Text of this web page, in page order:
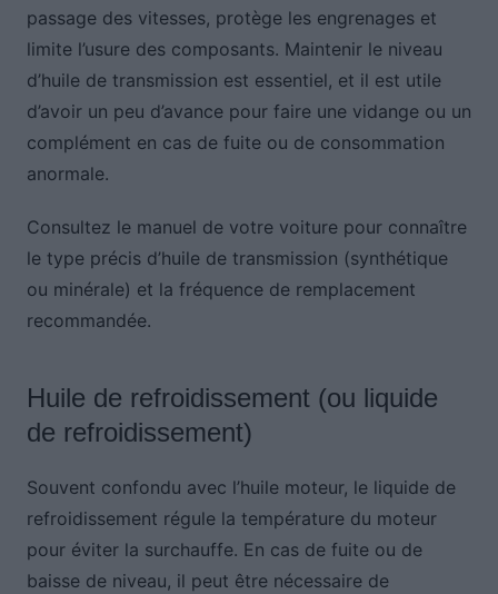
passage des vitesses, protège les engrenages et
limite l’usure des composants. Maintenir le niveau
d’huile de transmission est essentiel, et il est utile
d’avoir un peu d’avance pour faire une vidange ou un
complément en cas de fuite ou de consommation
anormale.
Consultez le manuel de votre voiture pour connaître
le type précis d’huile de transmission (synthétique
ou minérale) et la fréquence de remplacement
recommandée.
Huile de refroidissement (ou liquide
de refroidissement)
Souvent confondu avec l’huile moteur, le liquide de
refroidissement régule la température du moteur
pour éviter la surchauffe. En cas de fuite ou de
baisse de niveau, il peut être nécessaire de